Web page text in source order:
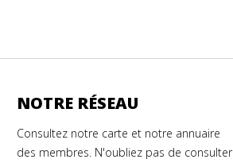
NOTRE RÉSEAU
Consultez notre carte et notre annuaire
des membres. N'oubliez pas de consulter